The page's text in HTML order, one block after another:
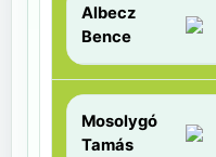
Albecz
Bence
Mosolygó
Tamás